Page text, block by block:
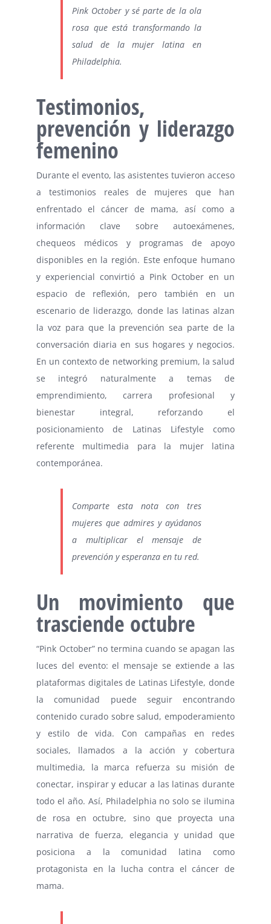
Pink October y sé parte de la ola
rosa que está transformando la
salud de la mujer latina en
Philadelphia.
Testimonios,
prevención y liderazgo
femenino
Durante el evento, las asistentes tuvieron acceso
a testimonios reales de mujeres que han
enfrentado el cáncer de mama, así como a
información clave sobre autoexámenes,
chequeos médicos y programas de apoyo
disponibles en la región. Este enfoque humano
y experiencial convirtió a Pink October en un
espacio de reflexión, pero también en un
escenario de liderazgo, donde las latinas alzan
la voz para que la prevención sea parte de la
conversación diaria en sus hogares y negocios.
En un contexto de networking premium, la salud
se integró naturalmente a temas de
emprendimiento, carrera profesional y
bienestar integral, reforzando el
posicionamiento de Latinas Lifestyle como
referente multimedia para la mujer latina
contemporánea.
Comparte esta nota con tres
mujeres que admires y ayúdanos
a multiplicar el mensaje de
prevención y esperanza en tu red.
Un movimiento que
trasciende octubre
“Pink October” no termina cuando se apagan las
luces del evento: el mensaje se extiende a las
plataformas digitales de Latinas Lifestyle, donde
la comunidad puede seguir encontrando
contenido curado sobre salud, empoderamiento
y estilo de vida. Con campañas en redes
sociales, llamados a la acción y cobertura
multimedia, la marca refuerza su misión de
conectar, inspirar y educar a las latinas durante
todo el año. Así, Philadelphia no solo se ilumina
de rosa en octubre, sino que proyecta una
narrativa de fuerza, elegancia y unidad que
posiciona a la comunidad latina como
protagonista en la lucha contra el cáncer de
mama.